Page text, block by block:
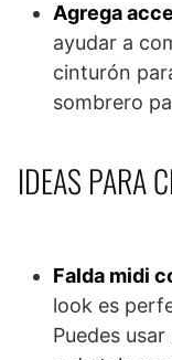
Agrega
ayudar a
cinturón
sombrero
IDEAS PARA
Falda midi
look es
Puedes